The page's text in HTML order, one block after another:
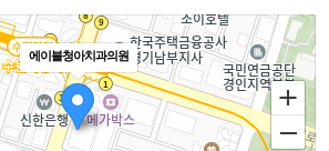
에이블청아치과의원